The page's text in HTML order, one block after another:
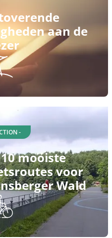
aan de
-
10 mooiste
voor
Wald